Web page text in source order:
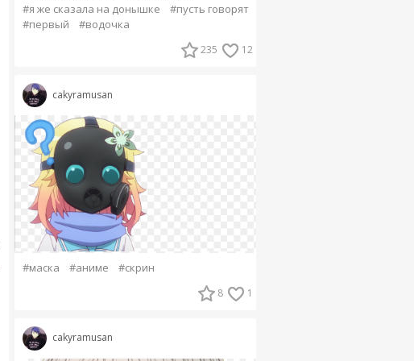
#я же сказала на донышке
#пусть говорят
#первый
#водочка
235 12
cakyramusan
#маска #аниме #скрин
8 1
cakyramusan